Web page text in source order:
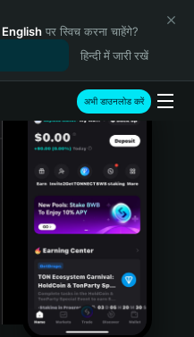
English पर स्विच करना चाहेंगे?
हिन्दी में जारी रखें
अभी डाउनलोड करें